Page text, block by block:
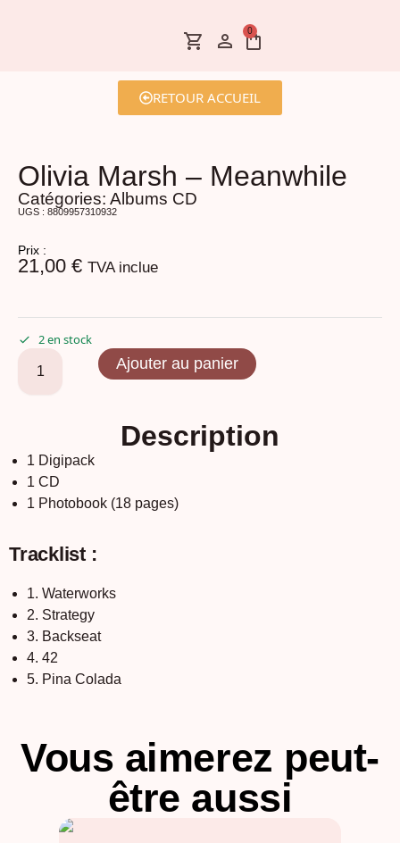
0
RETOUR ACCUEIL
Olivia Marsh – Meanwhile
Catégories: Albums CD
UGS : 8809957310932
Prix :
21,00 € TVA inclue
2 en stock
Ajouter au panier
Description
1 Digipack
1 CD
1 Photobook (18 pages)
Tracklist :
1. Waterworks
2. Strategy
3. Backseat
4. 42
5. Pina Colada
Vous aimerez peut-
être aussi